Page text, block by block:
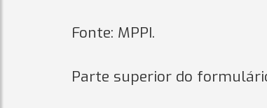
Fonte: MPPI.
Parte superior do